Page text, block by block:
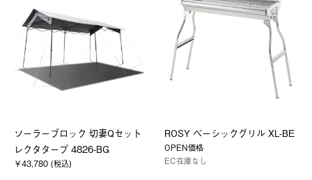
ソーラーブロック 切妻Qセット
レクタタープ 4826-BG
￥43,780 (税込)
ROSY ベーシックグリル XL-BE
OPEN価格
EC在庫なし